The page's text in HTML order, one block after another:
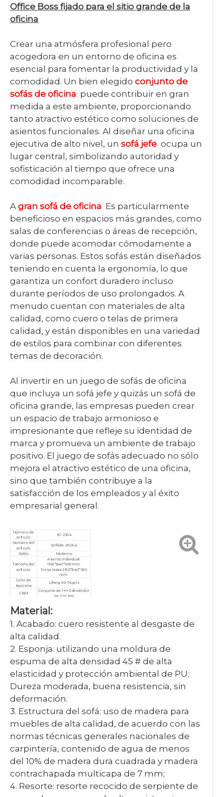
Office Boss fijado para el sitio grande de la
oficina
Crear una atmósfera profesional pero
acogedora en un entorno de oficina es
esencial para fomentar la productividad y la
comodidad. Un bien elegido conjunto de
sofás de oficina puede contribuir en gran
medida a este ambiente, proporcionando
tanto atractivo estético como soluciones de
asientos funcionales. Al diseñar una oficina
ejecutiva de alto nivel, un sofá jefe ocupa un
lugar central, simbolizando autoridad y
sofisticación al tiempo que ofrece una
comodidad incomparable.
A gran sofá de oficina Es particularmente
beneficioso en espacios más grandes, como
salas de conferencias o áreas de recepción,
donde puede acomodar cómodamente a
varias personas. Estos sofás están diseñados
teniendo en cuenta la ergonomía, lo que
garantiza un confort duradero incluso
durante períodos de uso prolongados. A
menudo cuentan con materiales de alta
calidad, como cuero o telas de primera
calidad, y están disponibles en una variedad
de estilos para combinar con diferentes
temas de decoración.
Al invertir en un juego de sofás de oficina
que incluya un sofá jefe y quizás un sofá de
oficina grande, las empresas pueden crear
un espacio de trabajo armonioso e
impresionante que refleje su identidad de
marca y promueva un ambiente de trabajo
positivo. El juego de sofás adecuado no sólo
mejora el atractivo estético de una oficina,
sino que también contribuye a la
satisfacción de los empleados y al éxito
empresarial general.
Número de
artículo
XC-2304
Nombre del
artículo
Sofá de oficina
Estilo
Moderno
Tamaño del
artículo
Asiento individual:
1160*840*900 mm
Tres plazas: 2160*840*900
mm
Color de
tapicería
Lifeng 90-74 gris
CBM
Conjunto de 1+1+3 alrededor
de 3.0CBM
Cantidad
pedido
Garantía
3 años
Servicio
Personalizado, posventa
Certificado
ISO9001/ISO14001/ISO18001
Material:
1. Acabado: cuero resistente al desgaste de
alta calidad.
2. Esponja: utilizando una moldura de
espuma de alta densidad 45 # de alta
elasticidad y protección ambiental de PU;
Dureza moderada, buena resistencia, sin
deformación.
3. Estructura del sofá: uso de madera para
muebles de alta calidad, de acuerdo con las
normas técnicas generales nacionales de
carpintería, contenido de agua de menos
del 10% de madera dura cuadrada y madera
contrachapada multicapa de 7 mm;
4. Resorte: resorte recocido de serpiente de